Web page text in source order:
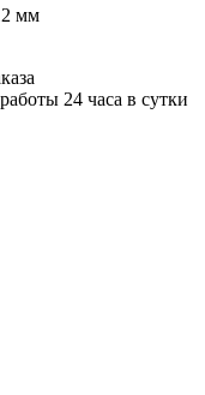
мм
24 часа в сутки